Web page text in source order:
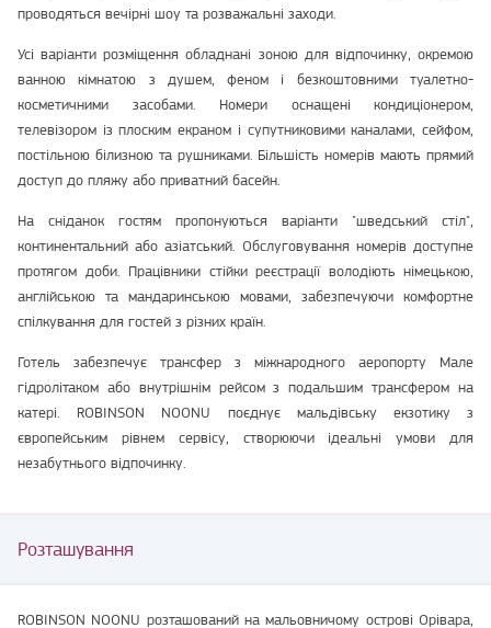
проводяться вечірні шоу та розважальні заходи.
Усі варіанти розміщення обладнані зоною для відпочинку, окремою
ванною кімнатою з душем, феном і безкоштовними туалетно-
косметичними засобами. Номери оснащені кондиціонером,
телевізором із плоским екраном і супутниковими каналами, сейфом,
постільною білизною та рушниками. Більшість номерів мають прямий
доступ до пляжу або приватний басейн.
На сніданок гостям пропонуються варіанти "шведський стіл",
континентальний або азіатський. Обслуговування номерів доступне
протягом доби. Працівники стійки реєстрації володіють німецькою,
англійською та мандаринською мовами, забезпечуючи комфортне
спілкування для гостей з різних країн.
Готель забезпечує трансфер з міжнародного аеропорту Мале
гідролітаком або внутрішнім рейсом з подальшим трансфером на
катері. ROBINSON NOONU поєднує мальдівську екзотику з
європейським рівнем сервісу, створюючи ідеальні умови для
незабутнього відпочинку.
Розташування
ROBINSON NOONU розташований на мальовничому острові Орівара,